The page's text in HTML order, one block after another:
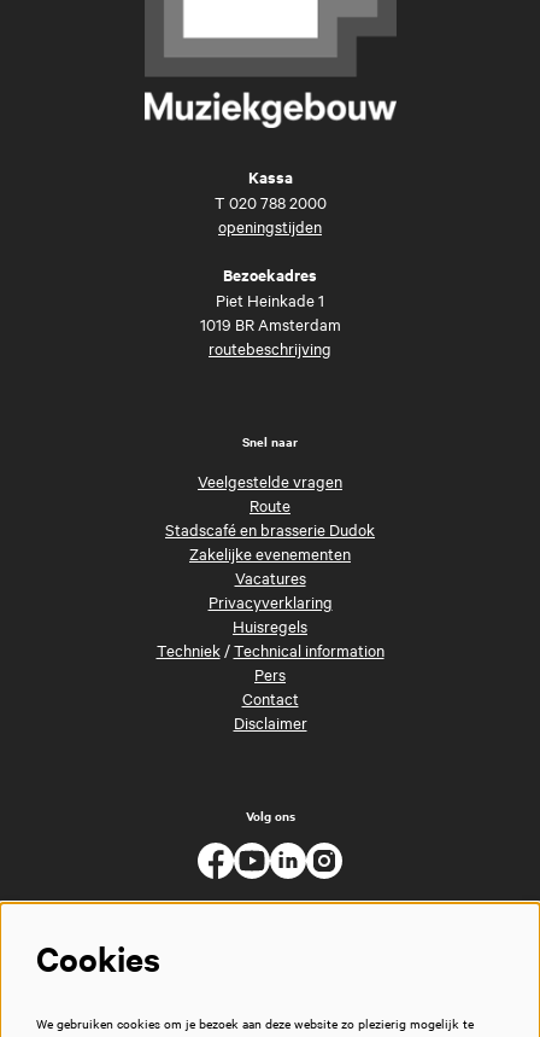
Kassa
T 020 788 2000
openingstijden
Bezoekadres
Piet Heinkade 1
1019 BR Amsterdam
routebeschrijving
Snel naar
Veelgestelde vragen
Route
Stadscafé en brasserie Dudok
Zakelijke evenementen
Vacatures
Privacyverklaring
Huisregels
Techniek/Technical information
Pers
Contact
Disclaimer
Volg ons
Cookies
We gebruiken cookies om je bezoek aan deze website zo plezierig mogelijk te